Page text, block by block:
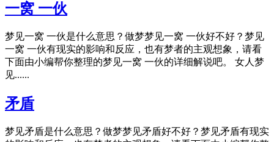
一窝 一伙
梦见一窝 一伙是什么意思？做梦梦见一窝 一伙好不好？梦见
一窝 一伙有现实的影响和反应，也有梦者的主观想象，请看
下面由小编帮你整理的梦见一窝 一伙的详细解说吧。 女人梦
见......
矛盾
梦见矛盾是什么意思？做梦梦见矛盾好不好？梦见矛盾有现实